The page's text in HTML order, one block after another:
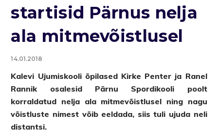
startisid Pärnus nelja
ala mitmevõistlusel
14.01.2018
Kalevi Ujumiskooli õpilased Kirke Penter ja Ranel
Rannik osalesid Pärnu Spordikooli poolt
korraldatud nelja ala mitmevõistlusel ning nagu
võistluste nimest võib eeldada, siis tuli ujuda neli
distantsi.